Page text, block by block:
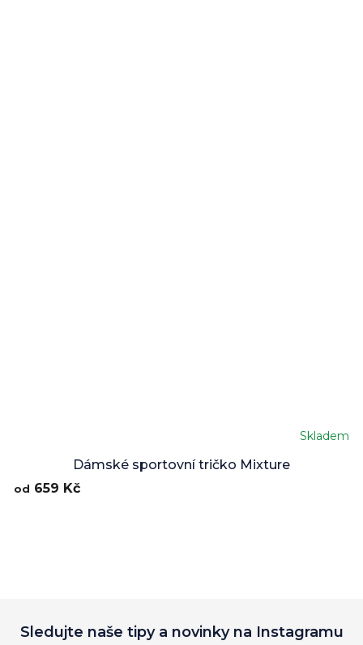
Dámské sportovní tričko Mixture
Skladem
od 659 Kč
Sledujte naše tipy a novinky na Instagramu